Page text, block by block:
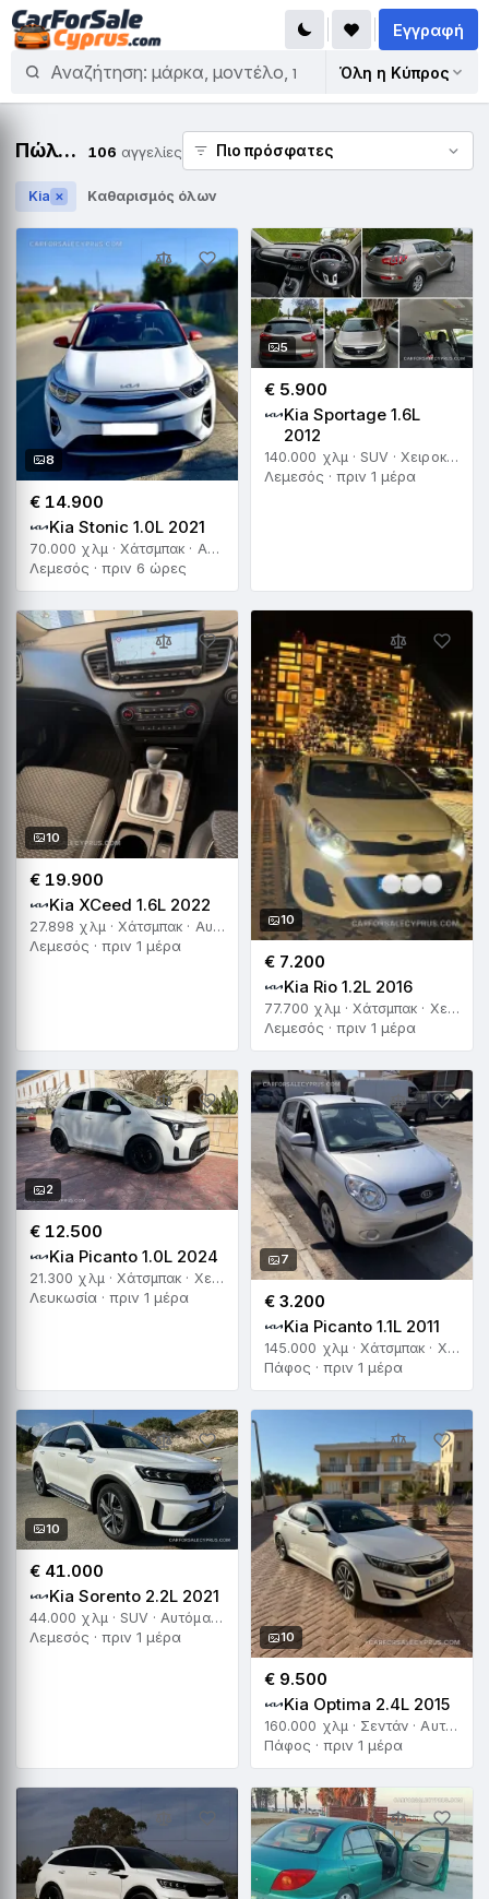
Όλη η Κύπρος
Εγγραφή
Πώληση Kia 106 αγγελίες
Kia ✕ Καθαρισμός όλων
8
€ 14.900
Kia Stonic 1.0L 2021
70.000 χλμ · Χάτσμπακ · Αυτόματο
Λεμεσός · πριν 6 ώρες
5
€ 5.900
Kia Sportage 1.6L
2012
140.000 χλμ · SUV · Χειροκίνητο
Λεμεσός · πριν 1 μέρα
10
€ 19.900
Kia XCeed 1.6L 2022
27.898 χλμ · Χάτσμπακ · Αυτόματο
Λεμεσός · πριν 1 μέρα
10
€ 7.200
Kia Rio 1.2L 2016
77.700 χλμ · Χάτσμπακ · Χειροκίνητο
Λεμεσός · πριν 1 μέρα
2
€ 12.500
Kia Picanto 1.0L 2024
21.300 χλμ · Χάτσμπακ · Χειροκίνητο
Λευκωσία · πριν 1 μέρα
7
€ 3.200
Kia Picanto 1.1L 2011
145.000 χλμ · Χάτσμπακ · Χειροκίνητο
Πάφος · πριν 1 μέρα
10
€ 41.000
Kia Sorento 2.2L 2021
44.000 χλμ · SUV · Αυτόματο
Λεμεσός · πριν 1 μέρα 10
€ 9.500
Kia Optima 2.4L 2015
160.000 χλμ · Σεντάν · Αυτόματο
Πάφος · πριν 1 μέρα